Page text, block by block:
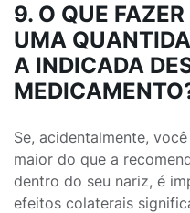
9. O QUE
UMA
A INDICADA
Se, acidentalmente,
maior do que a
dentro do seu nariz, é
efeitos colaterais